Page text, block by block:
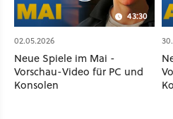
43:30
02.05.2026
Neue Spiele im Mai -
Vorschau-Video für PC und
Konsolen